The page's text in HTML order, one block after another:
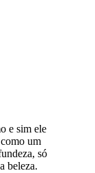
e sim ele
um
só
beleza.